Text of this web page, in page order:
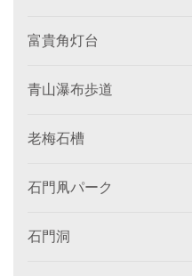
富貴角灯台
青山瀑布歩道
老梅石槽
石門凧パーク
石門洞